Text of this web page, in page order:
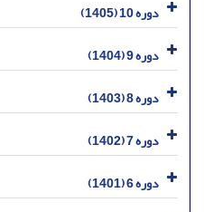
دوره 10 (1405)
دوره 9 (1404)
دوره 8 (1403)
دوره 7 (1402)
دوره 6 (1401)